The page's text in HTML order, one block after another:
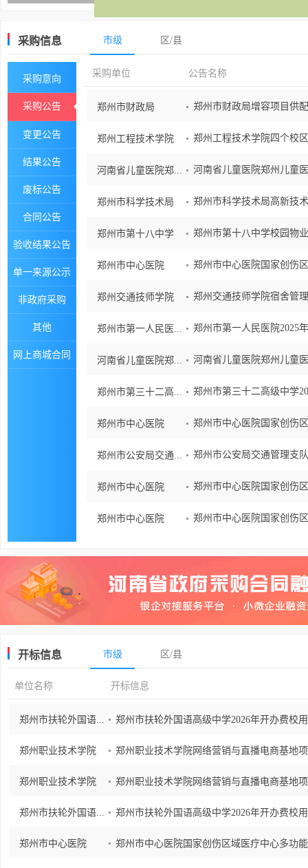
市级 区/县
采购意向
采购公告
变更公告
结果公告
废标公告
合同公告
验收结果公告
单一来源公示
非政府采购
其他
网上商城合同
采购单位 公告名称
郑州市财政局 郑州市财政局增容项目供
郑州工程技术学院 郑州工程技术学院四个校
河南省儿童医院郑... 河南省儿童医院郑州儿童
郑州市科学技术局 郑州市科学技术局高新技
郑州市第十八中学 郑州市第十八中学校园物
郑州市中心医院 郑州市中心医院国家创伤
郑州交通技师学院 郑州交通技师学院宿舍管
郑州市第一人民医... 郑州市第一人民医院2025
河南省儿童医院郑... 河南省儿童医院郑州儿童
郑州市第三十二高... 郑州市第三十二高级中学
郑州市中心医院 郑州市中心医院国家创伤
郑州市公安局交通... 郑州市公安局交通管理支
郑州市中心医院 郑州市中心医院国家创伤
郑州市中心医院 郑州市中心医院国家创伤
采购信息
市级 区/县
单位名称 开标信息
郑州市扶轮外国语... 郑州市扶轮外国语高级中学2026年开办费校
郑州职业技术学院 郑州职业技术学院网络营销与直播电商基地
郑州职业技术学院 郑州职业技术学院网络营销与直播电商基地
郑州市扶轮外国语... 郑州市扶轮外国语高级中学2026年开办费校
郑州市中心医院 郑州市中心医院国家创伤区域医疗中心多功
开标信息